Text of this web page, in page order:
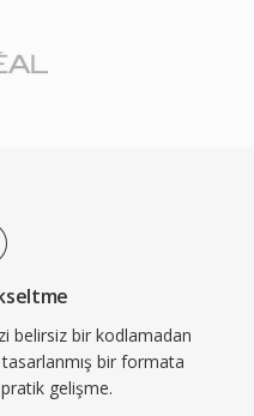
belirsiz bir kodlamadan
bir formata
gelişme.